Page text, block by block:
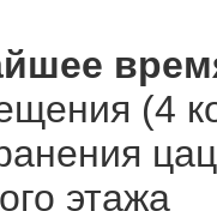
(4
этажа